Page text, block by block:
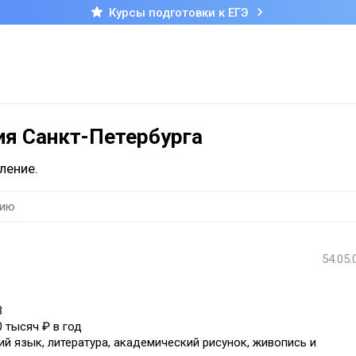
Курсы подготовки к ЕГЭ
Санкт-Петербурга
тысяч ₽ в год
язык, литература, академический рисунок, живопись и